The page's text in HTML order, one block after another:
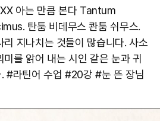
아는 만큼 본다 Tantum
탄툼 비데무스 콴툼 쉬무스.
지나치는 것들이 많습니다. 사소
를 앍어 내는 시인 같은 눈과 귀
#라틴어 수업 #20강 #눈 뜬 장님